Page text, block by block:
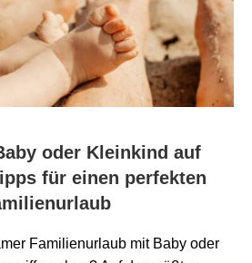
oder Kleinkind auf
für einen perfekten
Familienurlaub mit Baby oder